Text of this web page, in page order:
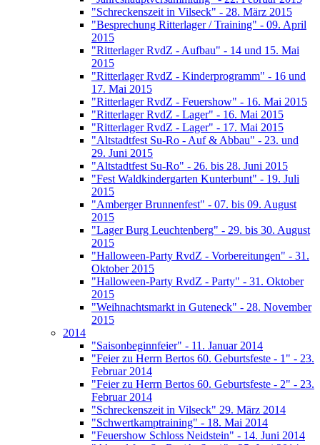
"Schreckenszeit in Vilseck" - 28. März 2015
"Besprechung Ritterlager / Training" - 09. April
2015
"Ritterlager RvdZ - Aufbau" - 14 und 15. Mai
2015
"Ritterlager RvdZ - Kinderprogramm" - 16 und
17. Mai 2015
"Ritterlager RvdZ - Feuershow" - 16. Mai 2015
"Ritterlager RvdZ - Lager" - 16. Mai 2015
"Ritterlager RvdZ - Lager" - 17. Mai 2015
"Altstadtfest Su-Ro - Auf & Abbau" - 23. und
29. Juni 2015
"Altstadtfest Su-Ro" - 26. bis 28. Juni 2015
"Fest Waldkindergarten Kunterbunt" - 19. Juli
2015
"Amberger Brunnenfest" - 07. bis 09. August
2015
"Lager Burg Leuchtenberg" - 29. bis 30. August
2015
"Halloween-Party RvdZ - Vorbereitungen" - 31.
Oktober 2015
"Halloween-Party RvdZ - Party" - 31. Oktober
2015
"Weihnachtsmarkt in Guteneck" - 28. November
2015
2014
"Saisonbeginnfeier" - 11. Januar 2014
"Feier zu Herrn Bertos 60. Geburtsfeste - 1" - 23.
Februar 2014
"Feier zu Herrn Bertos 60. Geburtsfeste - 2" - 23.
Februar 2014
"Schreckenszeit in Vilseck" 29. März 2014
"Schwertkamptraining" - 18. Mai 2014
"Feuershow Schloss Neidstein" - 14. Juni 2014